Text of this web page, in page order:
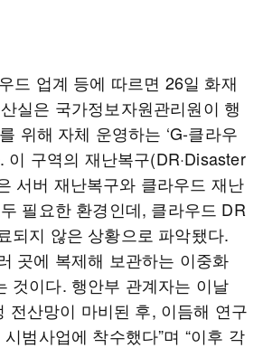
드 업계 등에 따르면 26일 화재
실은 국가정보자원관리원이 행
위해 자체 운영하는 ‘G-클라우
이 구역의 재난복구(DR·Disaster
서버 재난복구와 클라우드 재난
필요한 환경인데, 클라우드 DR
되지 않은 상황으로 파악됐다.
곳에 복제해 보관하는 이중화
것이다. 행안부 관계자는 이날
전산망이 마비된 후, 이듬해 연구
범사업에 착수했다”며 “이후 각